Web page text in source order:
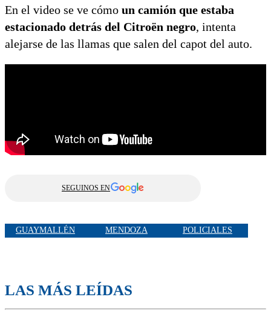
En el video se ve cómo un camión que estaba
estacionado detrás del Citroën negro, intenta
alejarse de las llamas que salen del capot del auto.
SEGUINOS EN
GUAYMALLÉN MENDOZA POLICIALES
LAS MÁS LEÍDAS